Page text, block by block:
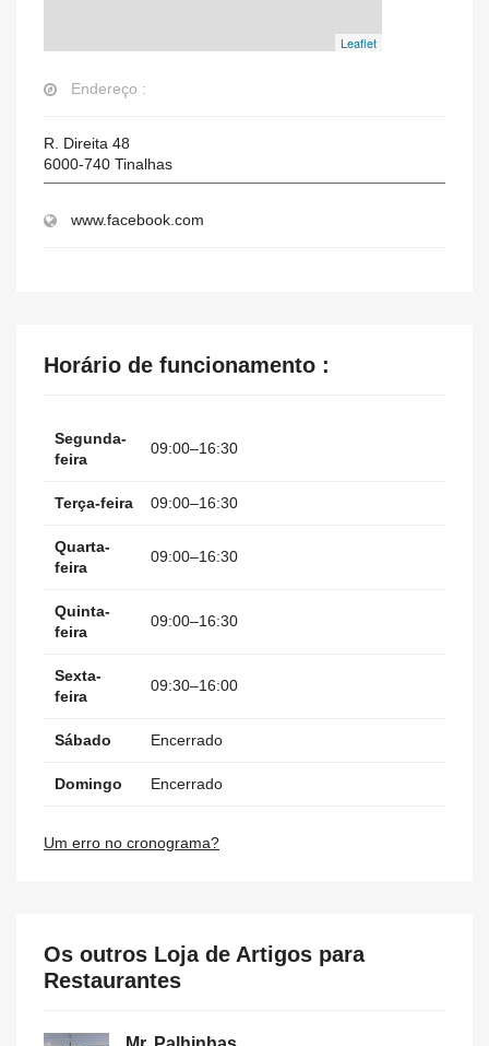
Leaflet
Endereço :
R. Direita 48
6000-740 Tinalhas
www.facebook.com
Horário de funcionamento :
Segunda-
feira
09:00–16:30
Terça-feira 09:00–16:30
Quarta-
feira
09:00–16:30
Quinta-
feira
09:00–16:30
Sexta-
feira
09:30–16:00
Sábado Encerrado
Domingo Encerrado
Um erro no cronograma?
Os outros Loja de Artigos para
Restaurantes